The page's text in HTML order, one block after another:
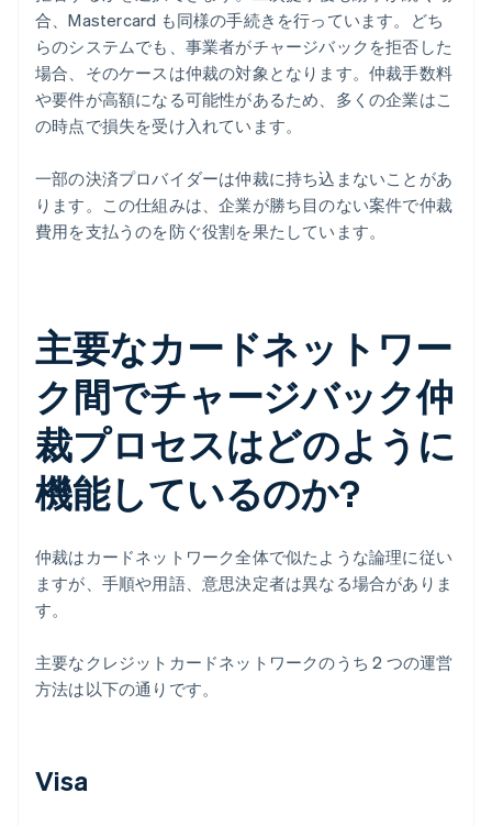
合、Mastercard も同様の手続きを行っています。どち
らのシステムでも、事業者がチャージバックを拒否した
場合、そのケースは仲裁の対象となります。仲裁手数料
や要件が高額になる可能性があるため、多くの企業はこ
の時点で損失を受け入れています。
一部の決済プロバイダーは仲裁に持ち込まないことがあ
ります。この仕組みは、企業が勝ち目のない案件で仲裁
費用を支払うのを防ぐ役割を果たしています。
主要なカードネットワー
ク間でチャージバック仲
裁プロセスはどのように
機能しているのか?
仲裁はカードネットワーク全体で似たような論理に従い
ますが、手順や用語、意思決定者は異なる場合がありま
す。
主要なクレジットカードネットワークのうち 2 つの運営
方法は以下の通りです。
Visa